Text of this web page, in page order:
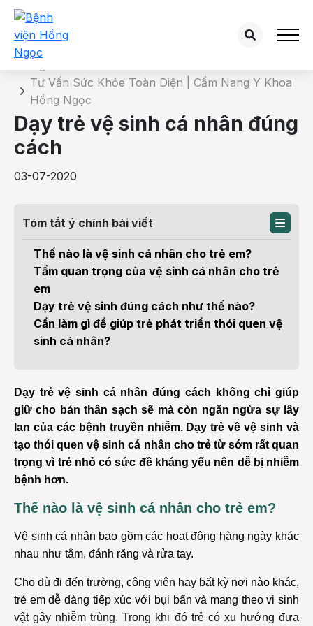
Chi tiết bài tư vấn
Tư Vấn Sức Khỏe Toàn Diện | Cẩm Nang Y Khoa
Hồng Ngọc
Dạy trẻ vệ sinh cá nhân đúng
cách
03-07-2020
Tóm tắt ý chính bài viết
Thế nào là vệ sinh cá nhân cho trẻ em?
Tầm quan trọng của vệ sinh cá nhân cho trẻ
em
Dạy trẻ vệ sinh đúng cách như thế nào?
Cần làm gì để giúp trẻ phát triển thói quen vệ
sinh cá nhân?
Dạy trẻ vệ sinh cá nhân đúng cách không chỉ giúp
giữ cho bản thân sạch sẽ mà còn ngăn ngừa sự lây
lan của các bệnh truyền nhiễm. Dạy trẻ về vệ sinh và
tạo thói quen vệ sinh cá nhân cho trẻ từ sớm rất quan
trọng vì trẻ nhỏ có sức đề kháng yếu nên dễ bị nhiễm
bệnh hơn.
Thế nào là vệ sinh cá nhân cho trẻ em?
Vệ sinh cá nhân bao gồm các hoạt động hàng ngày khác
nhau như tắm, đánh răng và rửa tay.
Cho dù đi đến trường, công viên hay bất kỳ nơi nào khác,
trẻ em dễ dàng tiếp xúc với bụi bẩn và mang theo vi sinh
vật gây nhiễm trùng. Trong khi đó trẻ có xu hướng đưa